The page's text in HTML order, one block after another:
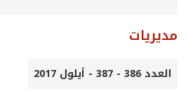
مديريات
العدد 386 - 387 - أيلول 2017